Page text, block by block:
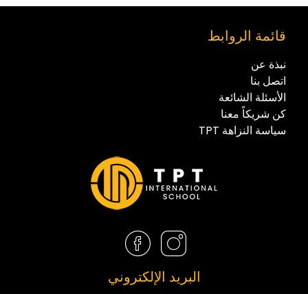
قائمة الروابط
نبذة عن
اتصل بنا
الأسئلة الشائعة
كن شريكاً معنا
سياسة النزاهة TPT
البريد الإلكتروني